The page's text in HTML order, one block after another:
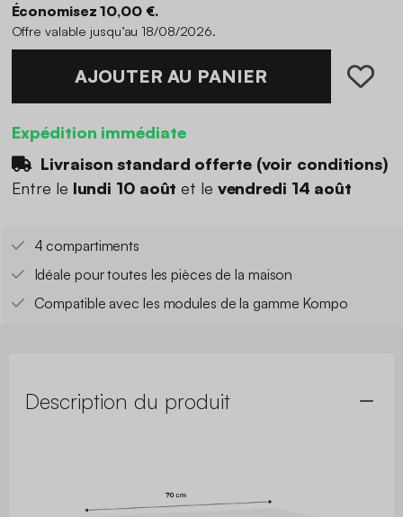
Économisez 10,00 €.
Offre valable jusqu’au 18/08/2026.
AJOUTER AU PANIER
Expédition immédiate
Livraison standard offerte (voir conditions)
Entre le lundi 10 août et le vendredi 14 août
4 compartiments
Idéale pour toutes les pièces de la maison
Compatible avec les modules de la gamme Kompo
Description du produit